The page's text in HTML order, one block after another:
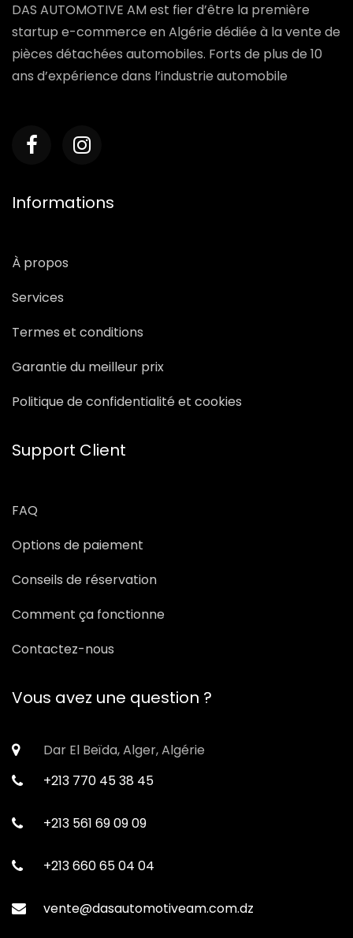
DAS AUTOMOTIVE AM est fier d’être la première
startup e-commerce en Algérie dédiée à la vente de
pièces détachées automobiles. Forts de plus de 10
ans d’expérience dans l’industrie automobile
Informations
À propos
Services
Termes et conditions
Garantie du meilleur prix
Politique de confidentialité et cookies
Support Client
FAQ
Options de paiement
Conseils de réservation
Comment ça fonctionne
Contactez-nous
Vous avez une question ?
Dar El Beïda, Alger, Algérie
+213 770 45 38 45
+213 561 69 09 09
+213 660 65 04 04
vente@dasautomotiveam.com.dz